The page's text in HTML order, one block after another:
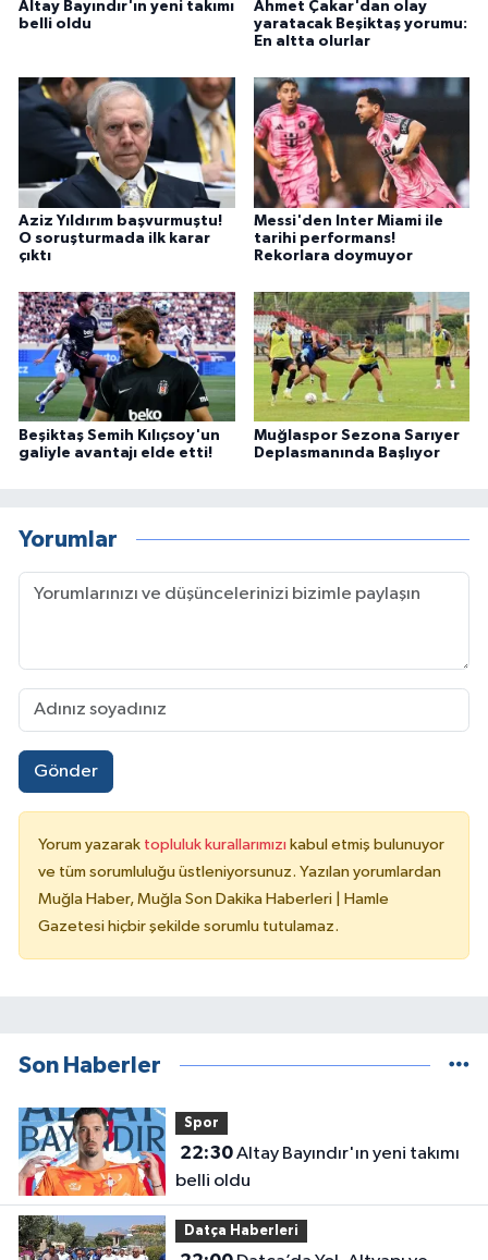
Altay Bayındır'ın yeni takımı
belli oldu
Ahmet Çakar'dan olay
yaratacak Beşiktaş yorumu:
En altta olurlar
Aziz Yıldırım başvurmuştu!
O soruşturmada ilk karar
çıktı
Messi'den Inter Miami ile
tarihi performans!
Rekorlara doymuyor
Beşiktaş Semih Kılıçsoy'un
galiyle avantajı elde etti!
Muğlaspor Sezona Sarıyer
Deplasmanında Başlıyor
Yorumlar
Gönder
Yorum yazarak topluluk kurallarımızı kabul etmiş bulunuyor
ve tüm sorumluluğu üstleniyorsunuz. Yazılan yorumlardan
Muğla Haber, Muğla Son Dakika Haberleri | Hamle
Gazetesi hiçbir şekilde sorumlu tutulamaz.
Son Haberler
Spor
22:30Altay Bayındır'ın yeni takımı
belli oldu
Datça Haberleri